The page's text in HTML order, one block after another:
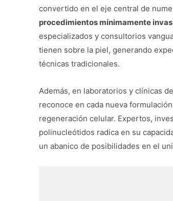
convertido en el eje central de
procedimientos mínimamente
especializados y consultorios
tienen sobre la piel, generando
técnicas tradicionales.
Además, en laboratorios y clínicas
reconoce en cada nueva
regeneración celular. Expertos,
polinucleótidos radica en su
un abanico de posibilidades en el